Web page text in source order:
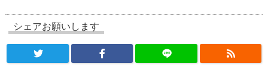
シェアお願いします